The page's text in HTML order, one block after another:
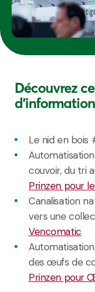
Découvrez
Le nid en bois
couvoir, du tri
Prinzen pour
Canalisation
vers une
Vencomatic
des œufs de
Prinzen pour